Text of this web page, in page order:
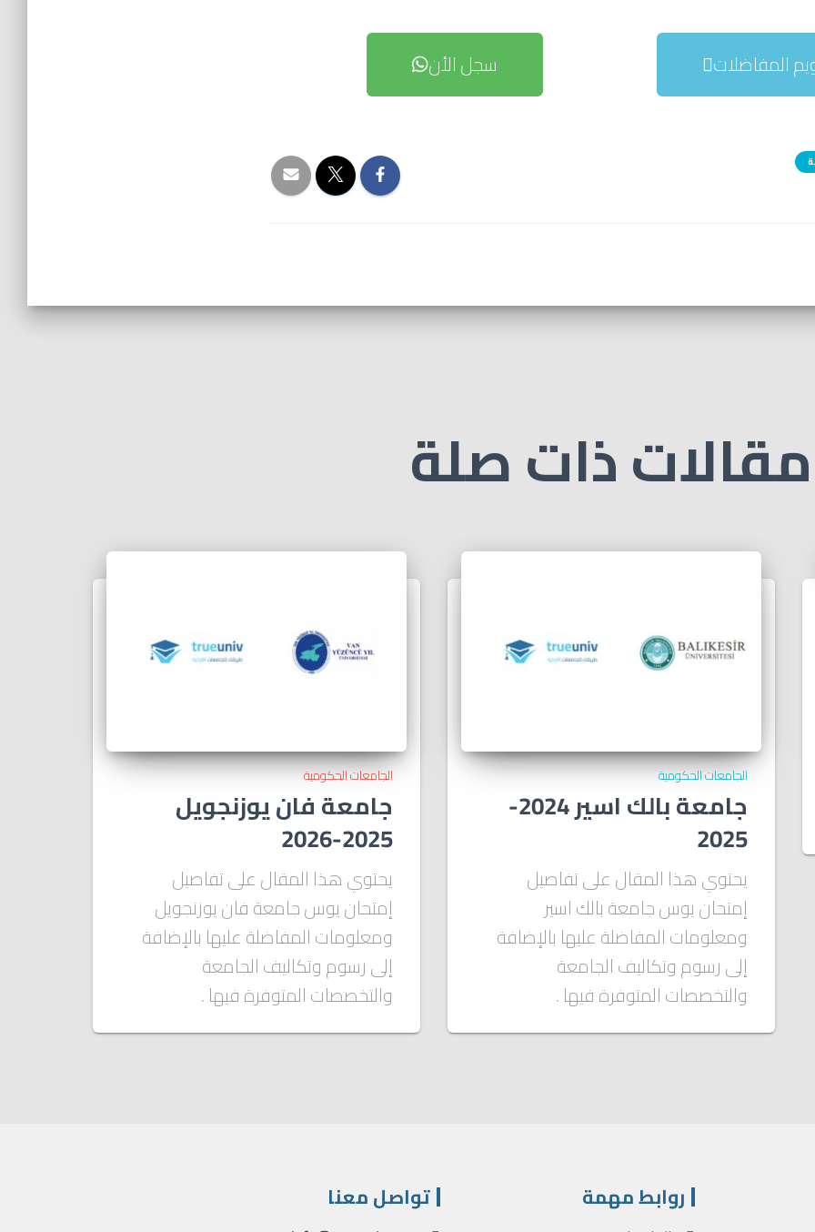
المفاضلات سجل الأن
مقالات ذات صلة
الجامعات الحكومية
جامعة بالك اسير 2024-
2025
يحتوي هذا المقال على تفاصيل
إمتحان يوس جامعة بالك اسير
ومعلومات المفاضلة عليها بالإضافة
إلى رسوم وتكاليف الجامعة
والتخصصات المتوفرة فيها .
الجامعات الحكومية
جامعة فان يوزنجويل
2025-2026
يحتوي هذا المقال على تفاصيل
إمتحان يوس جامعة فان يوزنجويل
ومعلومات المفاضلة عليها بالإضافة
إلى رسوم وتكاليف الجامعة
والتخصصات المتوفرة فيها .
روابط مهمة تواصل معنا